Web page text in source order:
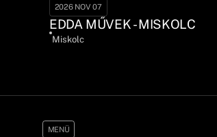
2026 NOV 07
EDDA MŰVEK - MISKOLC
Miskolc
MENÜ